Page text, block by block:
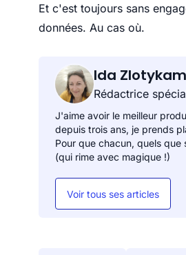
Et c'est toujours sans
données. Au cas où.
Ida
Rédactrice
J'aime avoir le meilleur
depuis trois ans, je prends
Pour que chacun, quels que
(qui rime avec magique !)
Voir tous ses articles